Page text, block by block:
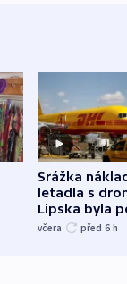
Srážka
letadla s
Lipska byla
německého
včera před 6 h